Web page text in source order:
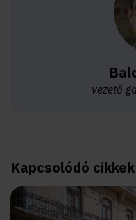
vezető
Kapcsolódó cikkek